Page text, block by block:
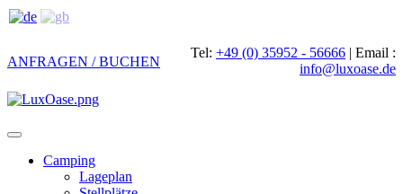
ANFRAGEN / BUCHEN
Tel: +49 (0) 35952 - 56666 | Email :
info@luxoase.de
Toggle
navigationCamping
Lageplan